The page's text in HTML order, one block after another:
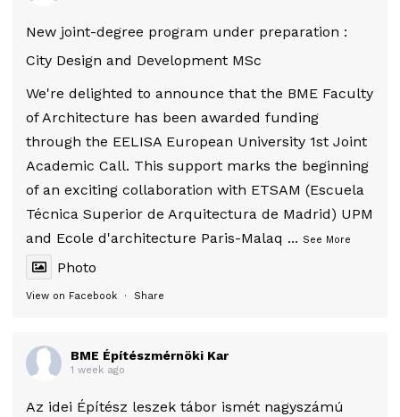
New joint-degree program under preparation :
City Design and Development MSc
We're delighted to announce that the BME Faculty
of Architecture has been awarded funding
through the EELISA European University 1st Joint
Academic Call. This support marks the beginning
of an exciting collaboration with ETSAM (Escuela
Técnica Superior de Arquitectura de Madrid) UPM
and Ecole d'architecture Paris-Malaq ... See More
Photo
View on Facebook · Share
BME Építészmérnöki Kar
1 week ago
Az idei Építész leszek tábor ismét nagyszámú